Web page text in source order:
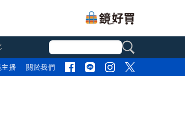
主播 關於我們